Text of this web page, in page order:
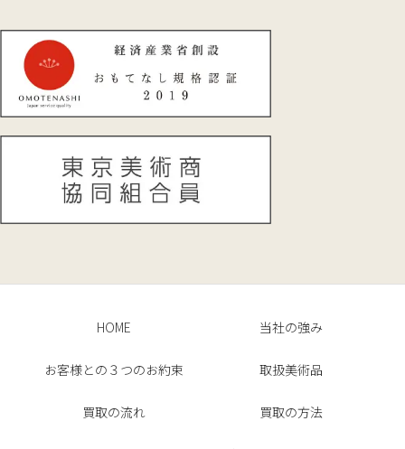
HOME 当社の強み
お客様との３つのお約束 取扱美術品
買取の流れ 買取の方法